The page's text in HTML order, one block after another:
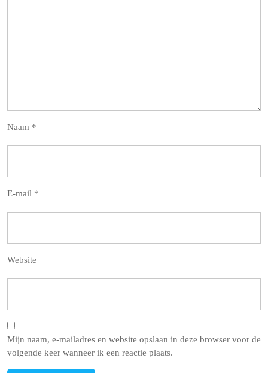
Naam *
E-mail *
Website
Mijn naam, e-mailadres en website opslaan in deze browser voor de
volgende keer wanneer ik een reactie plaats.